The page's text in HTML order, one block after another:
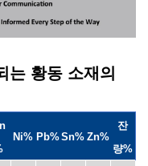
는 황동 소재의
Ni% Pb%Sn% Zn%
잔
량%